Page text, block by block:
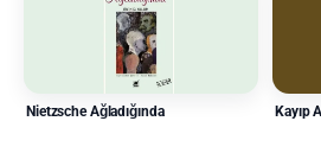
Nietzsche Ağladığında Kayıp